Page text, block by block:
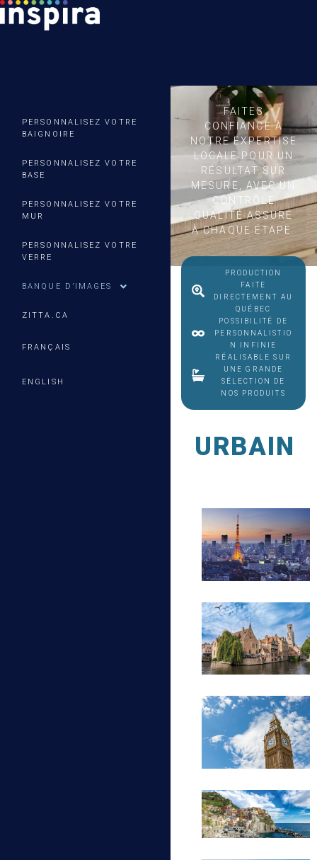
PERSONNALISEZ VOTRE
BAIGNOIRE
PERSONNALISEZ VOTRE
BASE
PERSONNALISEZ VOTRE
MUR
PERSONNALISEZ VOTRE
VERRE
BANQUE D’IMAGES
ZITTA.CA
FRANÇAIS
ENGLISH
FAITES
CONFIANCE À
NOTRE EXPERTISE
LOCALE POUR UN
RÉSULTAT SUR
MESURE, AVEC UN
CONTRÔLE
QUALITÉ ASSURÉ
À CHAQUE ÉTAPE.
PRODUCTION
FAITE
DIRECTEMENT AU
QUÉBEC
POSSIBILITÉ DE
PERSONNALISTIO
N INFINIE
RÉALISABLE SUR
UNE GRANDE
SÉLECTION DE
NOS PRODUITS
URBAIN